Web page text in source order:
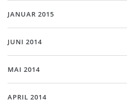
JANUAR 2015
JUNI 2014
MAI 2014
APRIL 2014